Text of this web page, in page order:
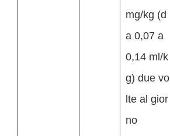
mg/kg (d
a 0,07 a
0,14 ml/k
g) due vo
lte al gior
no